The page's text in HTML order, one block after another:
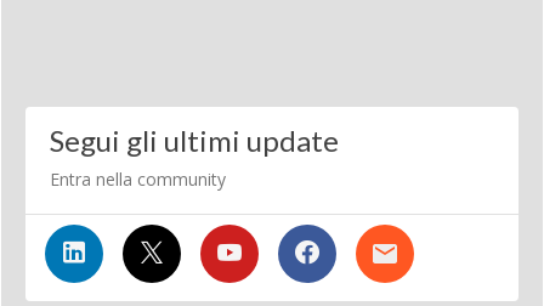
Segui gli ultimi update
Entra nella community